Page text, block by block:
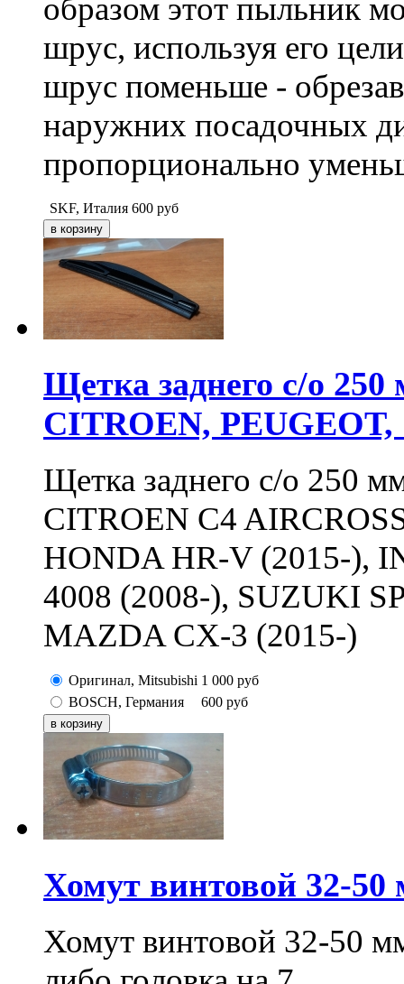
образом этот пыльник
шрус, используя его
шрус поменьше -
наружних посадочных
пропорционально
SKF, Италия 600 руб
Щетка заднего с/о
CITROEN,
Щетка заднего с/о 250
CITROEN C4
HONDA HR-V (2015-),
4008 (2008-), SUZUKI
MAZDA CX-3 (2015-)
Оригинал, Mitsubishi 1 000 руб
BOSCH, Германия
600 руб
Хомут винтовой 32-50
Хомут винтовой 32-50